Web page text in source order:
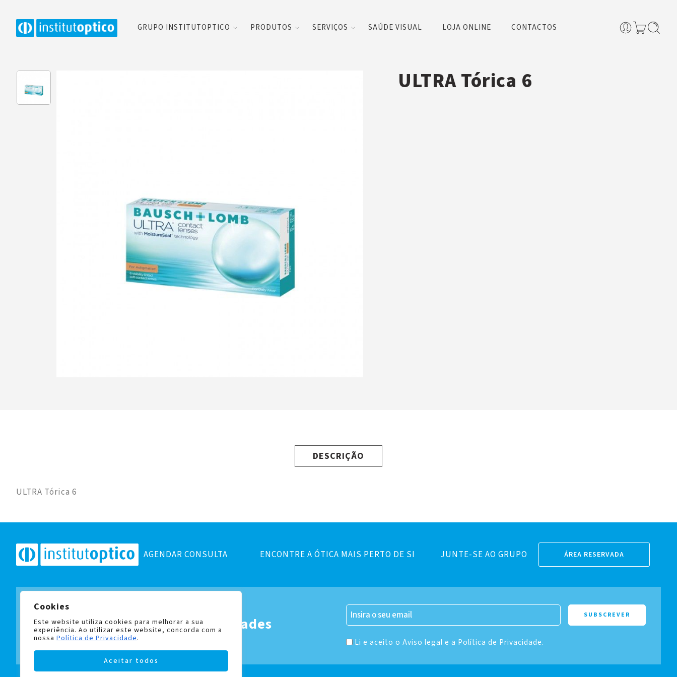
Cookies
Este website utiliza cookies para melhorar a sua
experiência. Ao utilizar este website, concorda com a
nossa Política de Privacidade.
Aceitar todos
GRUPO INSTITUTOPTICO PRODUTOS SERVIÇOS SAÚDE VISUAL LOJA ONLINE CONTACTOS
ULTRA Tórica 6
DESCRIÇÃO
ULTRA Tórica 6
AGENDAR CONSULTA ENCONTRE A ÓTICA MAIS PERTO DE SI JUNTE-SE AO GRUPO ÁREA RESERVADA
Subscreva a nossa newsletter
e fique a par de todas as novidades
Li e aceito o Aviso legal e a Política de Privacidade.